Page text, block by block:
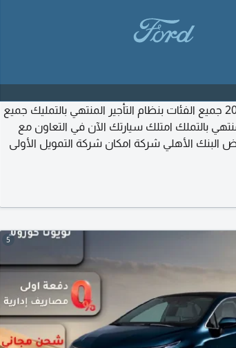
فورد تيريتوري 2025 جميع الفئات بنظام التأجير المنتهي بالتمليك جميع
منتهي بالتملك امتلك سيارتك الآن في التعاون مع
البنك الأهلي شركة امكان شركة التمويل الأولى
5